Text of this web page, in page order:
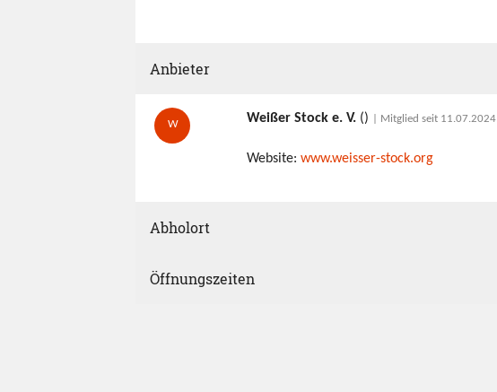
Anbieter
W Weißer Stock e. V. () | Mitglied seit 11.07.2024
Website:www.weisser-stock.org
Abholort
Öffnungszeiten